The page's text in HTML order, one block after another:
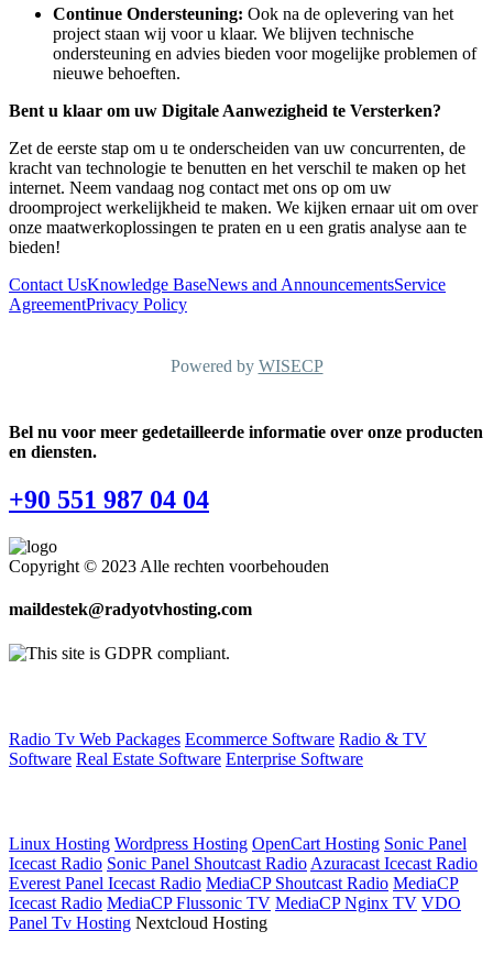
Continue Ondersteuning: Ook na de oplevering van het
project staan wij voor u klaar. We blijven technische
ondersteuning en advies bieden voor mogelijke problemen of
nieuwe behoeften.
Bent u klaar om uw Digitale Aanwezigheid te Versterken?
Zet de eerste stap om u te onderscheiden van uw concurrenten, de
kracht van technologie te benutten en het verschil te maken op het
internet. Neem vandaag nog contact met ons op om uw
droomproject werkelijkheid te maken. We kijken ernaar uit om over
onze maatwerkoplossingen te praten en u een gratis analyse aan te
bieden!
Contact UsKnowledge BaseNews and AnnouncementsService
AgreementPrivacy Policy
Powered by WISECP
Bel nu voor meer gedetailleerde informatie over onze producten
en diensten.
+90 551 987 04 04
Copyright © 2023 Alle rechten voorbehouden
maildestek@radyotvhosting.com
Radio Tv Web Packages Ecommerce Software Radio & TV
Software Real Estate Software Enterprise Software
Linux Hosting Wordpress Hosting OpenCart Hosting Sonic Panel
Icecast Radio Sonic Panel Shoutcast Radio Azuracast Icecast Radio
Everest Panel Icecast Radio MediaCP Shoutcast Radio MediaCP
Icecast Radio MediaCP Flussonic TV MediaCP Nginx TV VDO
Panel Tv Hosting Nextcloud Hosting